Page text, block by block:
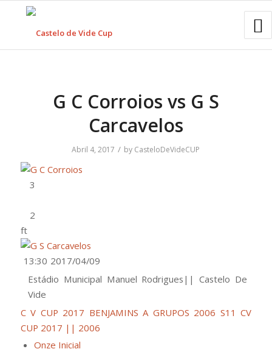
G C Corroios vs G S
Carcavelos
Abril 4, 2017 / by CasteloDeVideCUP
ft
2017/04/09
13:30
Estádio Municipal Manuel Rodrigues|| Castelo De
Vide
C V CUP 2017 BENJAMINS A GRUPOS 2006 S11 CV
CUP 2017 || 2006
Onze Inicial